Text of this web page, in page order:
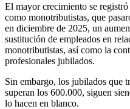
El mayor crecimiento se
como monotributistas, que
en diciembre de 2025, un
sustitución de empleados en
monotributistas, así como la
profesionales jubilados.
Sin embargo, los jubilados que
superan los 600.000, siguen
lo hacen en blanco.